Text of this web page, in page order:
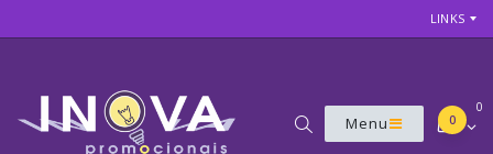
LINKS
Menu
0
0